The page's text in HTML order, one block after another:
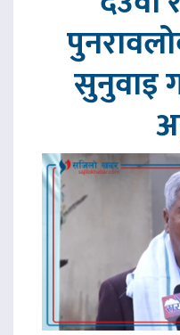
सुनुवाइ